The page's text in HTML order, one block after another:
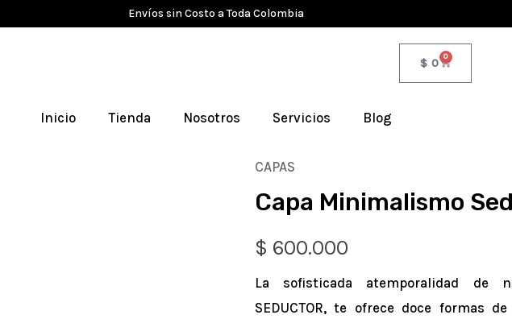
Envíos sin Costo a Toda Colombia
$ 0 0CART
Inicio Tienda Nosotros Servicios Blog
CAPAS
Capa Minimalismo
$ 600.000
La sofisticada atemporalidad de
SEDUCTOR, te ofrece doce formas
Capa
Minimalismo
cantidad